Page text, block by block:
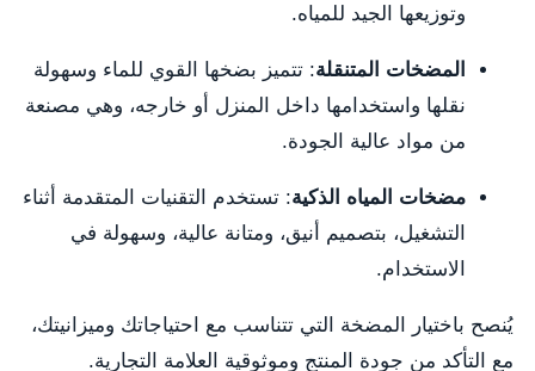
وتوزيعها الجيد للمياه.
المضخات المتنقلة: تتميز بضخها القوي للماء وسهولة
نقلها واستخدامها داخل المنزل أو خارجه، وهي مصنعة
من مواد عالية الجودة.
مضخات المياه الذكية: تستخدم التقنيات المتقدمة أثناء
التشغيل، بتصميم أنيق، ومتانة عالية، وسهولة في
الاستخدام.
يُنصح باختيار المضخة التي تتناسب مع احتياجاتك وميزانيتك،
مع التأكد من جودة المنتج وموثوقية العلامة التجارية.